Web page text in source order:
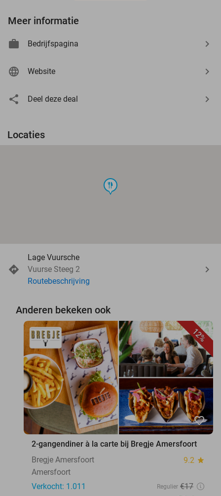
Meer informatie
Bedrijfspagina
Website
Deel deze deal
Locaties
food
Lage Vuursche
Vuurse Steeg 2
Routebeschrijving
Anderen bekeken ook
12%
favorite_border
2-gangendiner à la carte bij Bregje Amersfoort
Bregje Amersfoort
9.2 star
Amersfoort
Verkocht: 1.011
Regulier €17